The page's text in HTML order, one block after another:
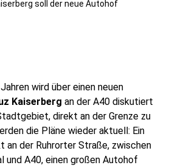
soll der neue Autohof
wird über einen neuen
Kaiserberg an der A40 diskutiert
direkt an der Grenze zu
die Pläne wieder aktuell: Ein
an der Ruhrorter Straße, zwischen
und A40, einen großen Autohof